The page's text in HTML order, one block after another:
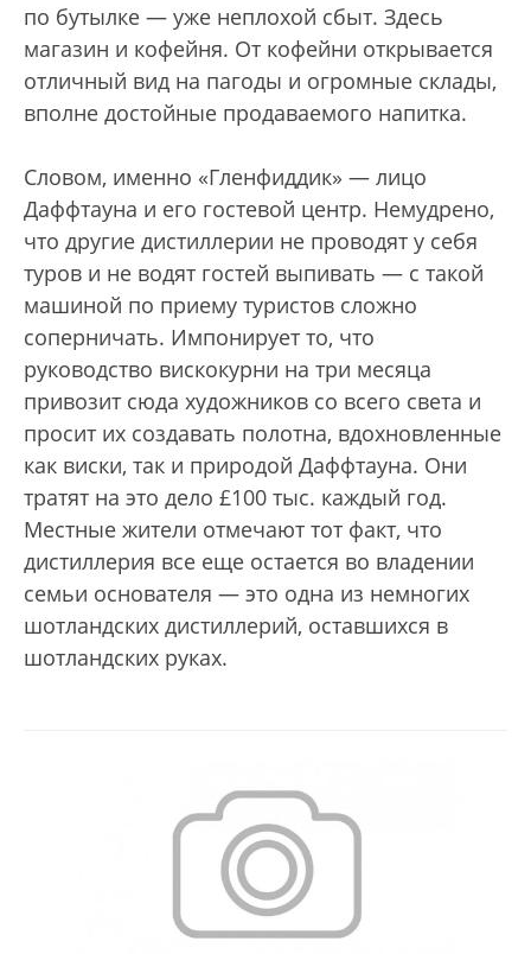
по бутылке — уже неплохой сбыт. Здесь
магазин и кофейня. От кофейни открывается
отличный вид на пагоды и огромные склады,
вполне достойные продаваемого напитка.
Словом, именно «Гленфиддик» — лицо
Даффтауна и его гостевой центр. Немудрено,
что другие дистиллерии не проводят у себя
туров и не водят гостей выпивать — с такой
машиной по приему туристов сложно
соперничать. Импонирует то, что
руководство вискокурни на три месяца
привозит сюда художников со всего света и
просит их создавать полотна, вдохновленные
как виски, так и природой Даффтауна. Они
тратят на это дело £100 тыс. каждый год.
Местные жители отмечают тот факт, что
дистиллерия все еще остается во владении
семьи основателя — это одна из немногих
шотландских дистиллерий, оставшихся в
шотландских руках.